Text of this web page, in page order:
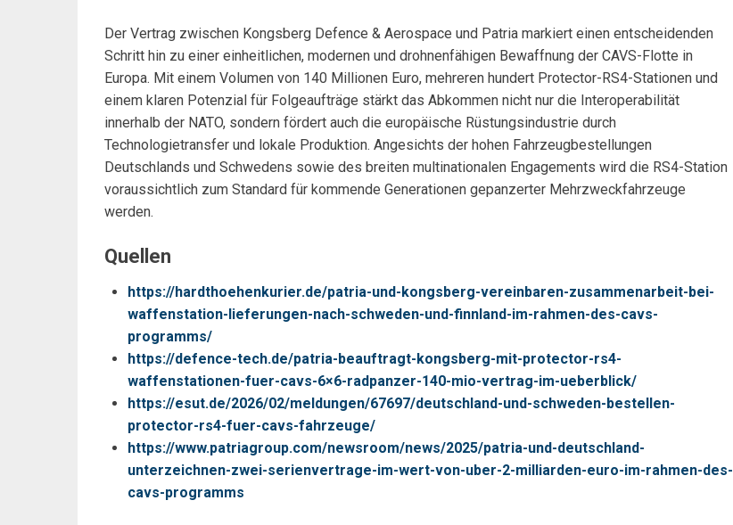
Der Vertrag zwischen Kongsberg Defence & Aerospace und Patria markiert einen entscheidenden
Schritt hin zu einer einheitlichen, modernen und drohnenfähigen Bewaffnung der CAVS-Flotte in
Europa. Mit einem Volumen von 140 Millionen Euro, mehreren hundert Protector-RS4-Stationen und
einem klaren Potenzial für Folgeaufträge stärkt das Abkommen nicht nur die Interoperabilität
innerhalb der NATO, sondern fördert auch die europäische Rüstungsindustrie durch
Technologietransfer und lokale Produktion. Angesichts der hohen Fahrzeugbestellungen
Deutschlands und Schwedens sowie des breiten multinationalen Engagements wird die RS4-Station
voraussichtlich zum Standard für kommende Generationen gepanzerter Mehrzweckfahrzeuge
werden.
Quellen
https://hardthoehenkurier.de/patria-und-kongsberg-vereinbaren-zusammenarbeit-bei-
waffenstation-lieferungen-nach-schweden-und-finnland-im-rahmen-des-cavs-
programms/
https://defence-tech.de/patria-beauftragt-kongsberg-mit-protector-rs4-
waffenstationen-fuer-cavs-6×6-radpanzer-140-mio-vertrag-im-ueberblick/
https://esut.de/2026/02/meldungen/67697/deutschland-und-schweden-bestellen-
protector-rs4-fuer-cavs-fahrzeuge/
https://www.patriagroup.com/newsroom/news/2025/patria-und-deutschland-
unterzeichnen-zwei-serienvertrage-im-wert-von-uber-2-milliarden-euro-im-rahmen-des-
cavs-programms